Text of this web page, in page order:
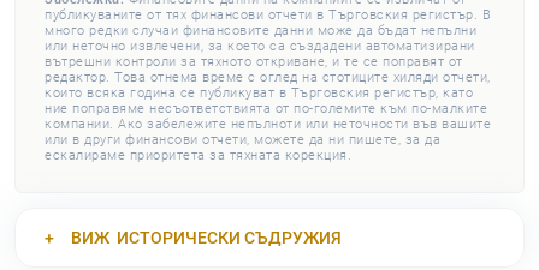
публикуваните от тях финансови отчети в Търговския регистър. В
много редки случаи финансовите данни може да бъдат непълни
или неточно извлечени, за което са създадени автоматизирани
вътрешни контроли за тяхното откриване, и те се поправят от
редактор. Това отнема време с оглед на стотиците хиляди отчети,
които всяка година се публикуват в Търговския регистър, като
ние поправяме несъответствията от по-големите към по-малките
компании. Ако забележите непълноти или неточности във вашите
или в други финансови отчети, можете да ни пишете, за да
ескалираме приоритета за тяхната корекция.
ВИЖ ИСТОРИЧЕСКИ СЪДРУЖИЯ